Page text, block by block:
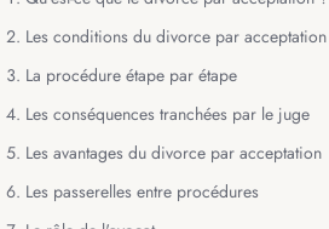
Les conditions du divorce par acceptation
La procédure étape par étape
Les conséquences tranchées par le juge
Les avantages du divorce par acceptation
Les passerelles entre procédures